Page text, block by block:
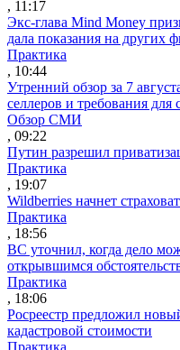
, 11:17
Экс-глава Mind Money
дала показания на других
Практика
, 10:44
Утренний обзор за 7
селлеров и требования
Обзор СМИ
, 09:22
Путин разрешил
Практика
, 19:07
Wildberries начнет
Практика
, 18:56
ВС уточнил, когда дело
открывшимся
Практика
, 18:06
Росреестр предложил
кадастровой стоимости
Практика